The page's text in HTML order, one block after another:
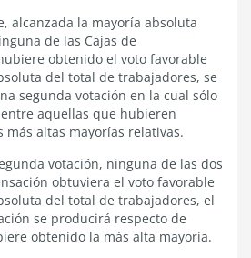
alcanzada la mayoría absoluta
de las Cajas de
obtenido el voto favorable
del total de trabajadores, se
segunda votación en la cual sólo
aquellas que hubieren
más altas mayorías relativas.
votación, ninguna de las dos
obtuviera el voto favorable
del total de trabajadores, el
se producirá respecto de
obtenido la más alta mayoría.